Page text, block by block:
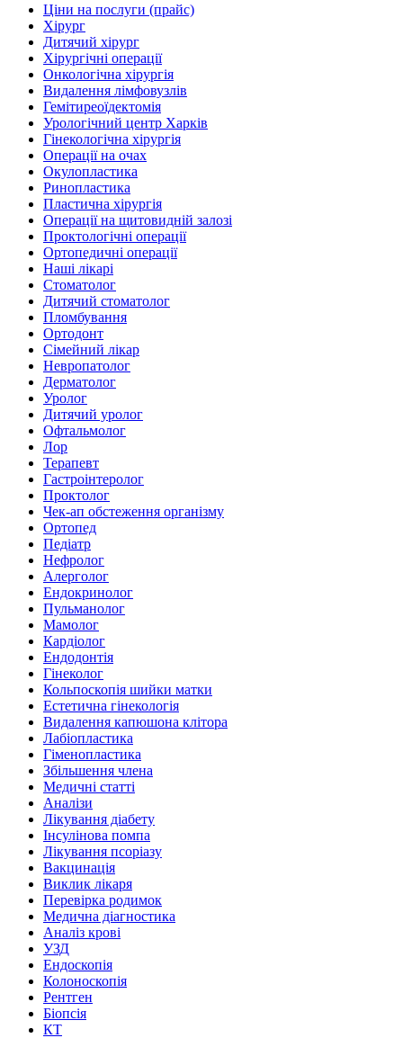
Ціни на послуги (прайс)
Хірург
Дитячий хірург
Хірургічні операції
Онкологічна хірургія
Видалення лімфовузлів
Гемітиреоїдектомія
Урологічний центр Харків
Гінекологічна хірургія
Операції на очах
Окулопластика
Ринопластика
Пластична хірургія
Операції на щитовидній залозі
Проктологічні операції
Ортопедичні операції
Наші лікарі
Стоматолог
Дитячий стоматолог
Пломбування
Ортодонт
Сімейний лікар
Невропатолог
Дерматолог
Уролог
Дитячий уролог
Офтальмолог
Лор
Терапевт
Гастроінтеролог
Проктолог
Чек-ап обстеження організму
Ортопед
Педіатр
Нефролог
Алерголог
Ендокринолог
Пульманолог
Мамолог
Кардіолог
Ендодонтія
Гінеколог
Кольпоскопія шийки матки
Естетична гінекологія
Видалення капюшона клітора
Лабіопластика
Гіменопластика
Збільшення члена
Медичні статті
Аналізи
Лікування діабету
Інсулінова помпа
Лікування псоріазу
Вакцинація
Виклик лікаря
Перевірка родимок
Медична діагностика
Аналіз крові
УЗД
Ендоскопія
Колоноскопія
Рентген
Біопсія
КТ